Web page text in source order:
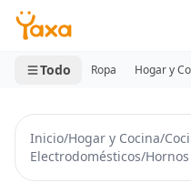
MINI CARRITO
0 productos
Todo Ropa Hogar y
Inicio/Hogar y Cocina/
Electrodomésticos/